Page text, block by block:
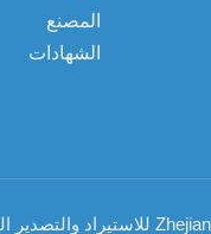
المصنع
الشهادات